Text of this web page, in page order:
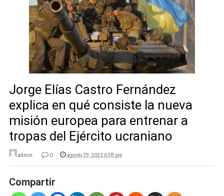
Jorge Elías Castro Fernández
explica en qué consiste la nueva
misión europea para entrenar a
tropas del Ejército ucraniano
admin 0 agosto 29, 2022 6:38 pm
Compartir